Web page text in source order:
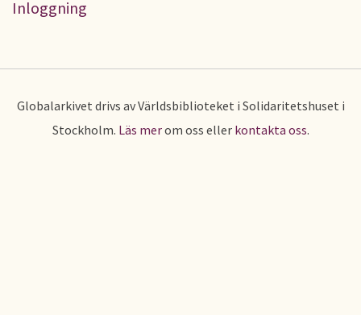
Inloggning
Globalarkivet drivs av Världsbiblioteket i Solidaritetshuset i
Stockholm. Läs merom oss eller kontakta oss.